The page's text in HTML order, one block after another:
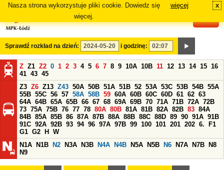
Nasza strona wykorzystuje pliki cookie. Dowiedz się
więcej.
więcej x
Sprawdź rozkład na dzień: i godzinę:
Z Z1 Z2 0 1 2 3 4 5 6 7 8 9 10A 10B 11 12 13 14 15 16
41 43 45
Z3 Z6 Z13 Z43 50A 50B 51A 51B 52 53A 53C 53B 54B 55A
55B 55C 56 57 58A 58B 59 60A 60B 60C 60D 61 62 63
64A 64B 65A 65B 66 67 68 69A 69B 70 71A 71B 72A 72B
73 75A 75B 76 77 78 80A 80B 81A 81B 82A 82B 83 84A
84B 85A 85B 86 87A 87B 88A 88B 88C 88D 89 90 91A 91B
91C 92A 92B 93 94 96 97A 97B 99 100 101 201 202 6.
F1
G1 G2 H
W
N1A
N1B N2 N3A N3B N4A N4B N5A N5B N6 N7A N7B
N8
N9